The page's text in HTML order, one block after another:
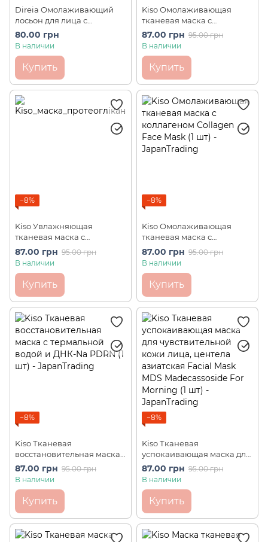
Direia Омолаживающий
лосьон для лица с
экзосомами и стволовыми
клетками для глубокой
увлажнения STM iPsome
Intense Lotion (пробник)
80.00 грн
В наличии
Купить
Kiso Омолаживающая
тканевая маска с
экстрактом плаценты
Placenta Face Mask (1 шт)
87.00 грн 95.00 грн
В наличии
Купить
−8%
Kiso Увлажняющая
тканевая маска с
протеогликанами
Proteoglycan Face Mask (1
87.00 грн 95.00 грн
В наличии
Купить
−8%
Kiso Омолаживающая
тканевая маска с
коллагеном Collagen Face
Mask (1 шт)
87.00 грн 95.00 грн
В наличии
Купить
−8%
Kiso Тканевая
восстановительная маска с
термальной водой и ДНК-
Na PDRN (1 шт)
87.00 грн 95.00 грн
В наличии
Купить
−8%
Kiso Тканевая
успокаивающая маска для
чувствительной кожи
лица, центела азиатская
Madecassoside For Morning
(1 шт)
87.00 грн 95.00 грн
В наличии
Купить